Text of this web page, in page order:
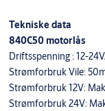
Tekniske data
840C50 motorlås
Driftsspenning : 12-
Strømforbruk Vile:
Strømforbruk 12V:
Strømforbruk 24V: